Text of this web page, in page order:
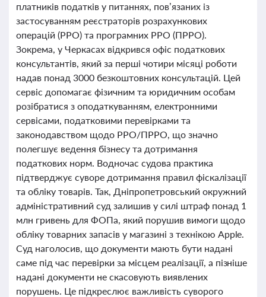
платників податків у питаннях, пов’язаних із
застосуванням реєстраторів розрахункових
операцій (РРО) та програмних РРО (ПРРО).
Зокрема, у Черкасах відкрився офіс податкових
консультантів, який за перші чотири місяці роботи
надав понад 3000 безкоштовних консультацій. Цей
сервіс допомагає фізичним та юридичним особам
розібратися з оподаткуванням, електронними
сервісами, податковими перевірками та
законодавством щодо РРО/ПРРО, що значно
полегшує ведення бізнесу та дотримання
податкових норм. Водночас судова практика
підтверджує суворе дотримання правил фіскалізації
та обліку товарів. Так, Дніпропетровський окружний
адміністративний суд залишив у силі штраф понад 1
млн гривень для ФОПа, який порушив вимоги щодо
обліку товарних запасів у магазині з технікою Apple.
Суд наголосив, що документи мають бути надані
саме під час перевірки за місцем реалізації, а пізніше
надані документи не скасовують виявлених
порушень. Це підкреслює важливість суворого